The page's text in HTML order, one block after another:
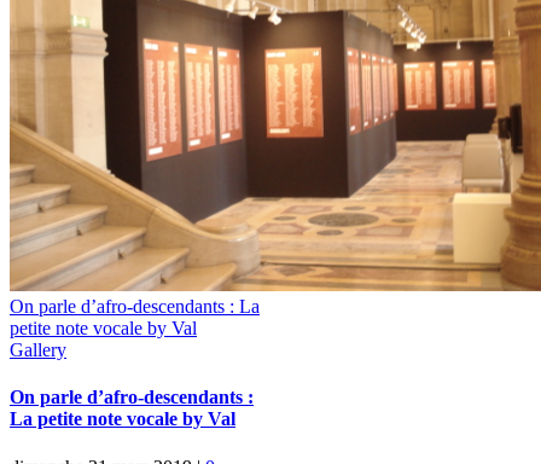
On parle d’afro-descendants : La
petite note vocale by Val
Gallery
On parle d’afro-descendants :
La petite note vocale by Val